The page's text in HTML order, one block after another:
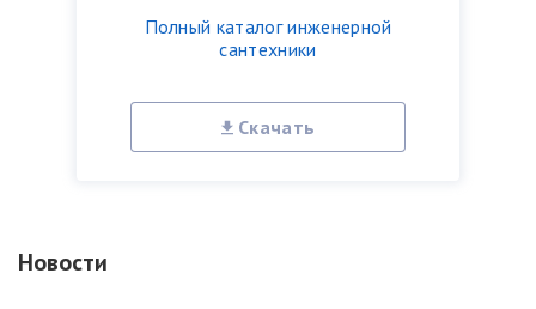
Полный каталог инженерной
сантехники
Скачать
Новости